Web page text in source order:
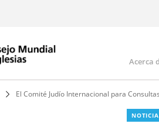
Acerca
El Comité Judío Internacional para